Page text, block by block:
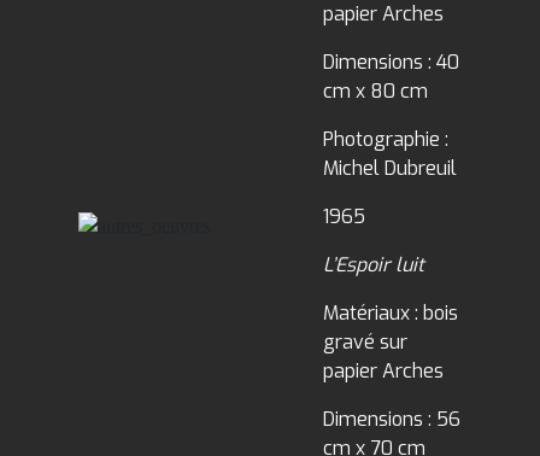
papier Arches
Dimensions : 40
cm x 80 cm
Photographie :
Michel Dubreuil
1965
L’Espoir luit
Matériaux : bois
gravé sur
papier Arches
Dimensions : 56
cm x 70 cm